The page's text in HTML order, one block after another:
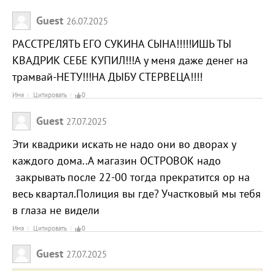
Guest 26.07.2025
РАССТРЕЛЯТЬ ЕГО СУКИНА СЫНА!!!!!ИШЬ ТЫ
КВАДРИК СЕБЕ КУПИЛ!!!А у меня даже денег на
трамвай-НЕТУ!!!НА ДЫБУ СТЕРВЕЦА!!!!
Имя Цитировать 0
Guest 27.07.2025
Эти квадрики искать не надо они во дворах у
каждого дома..А магазин ОСТРОВОК надо
закрывать после 22-00 тогда прекратится ор на
весь квартал.Полиция вы где? Участковый мы тебя
в глаза не видели
Имя Цитировать 0
Guest 27.07.2025